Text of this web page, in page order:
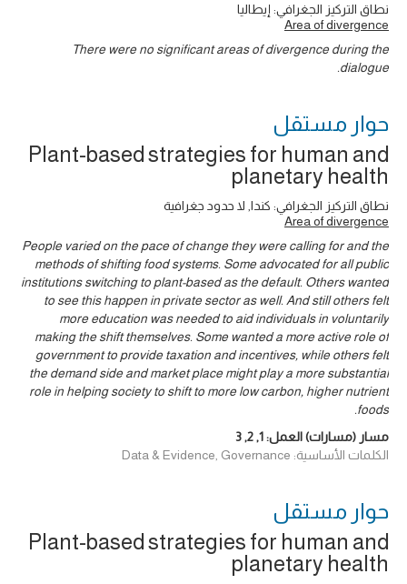
نطاق التركيز الجغرافي: إيطاليا
Area of divergence
There were no significant areas of divergence during the
dialogue.
حوار ‎مستقل
Plant-based strategies for human and
planetary health
نطاق التركيز الجغرافي: كندا, لا حدود جغرافية
Area of divergence
People varied on the pace of change they were calling for and the
methods of shifting food systems. Some advocated for all public
institutions switching to plant-based as the default. Others wanted
to see this happen in private sector as well. And still others felt
more education was needed to aid individuals in voluntarily
making the shift themselves. Some wanted a more active role of
government to provide taxation and incentives, while others felt
the demand side and market place might play a more substantial
role in helping society to shift to more low carbon, higher nutrient
foods.
مسار (مسارات) العمل:1
,
2
,
3
الكلمات الأساسية: Data & Evidence, Governance
حوار ‎مستقل
Plant-based strategies for human and
planetary health